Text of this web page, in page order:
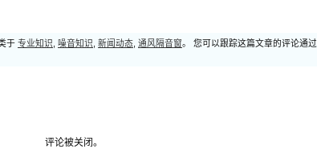
于 专业知识 噪音知识 新闻动态 通风隔音窗。 您可以跟踪这篇文章的评论通过
评论被关闭。